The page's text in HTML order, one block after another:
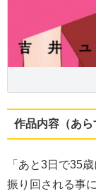
作品内容（あら
「あと3日で35
振り回される事